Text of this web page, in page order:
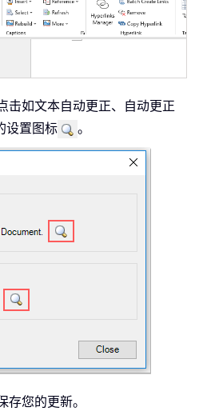
击如文本自动更正、自动更正
设置图标
。
您的更新。